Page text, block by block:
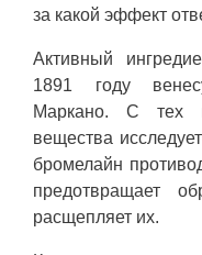
за какой эффект
Активный
1891 году
Маркано. С тех
вещества
бромелайн
предотвращает
расщепляет их.